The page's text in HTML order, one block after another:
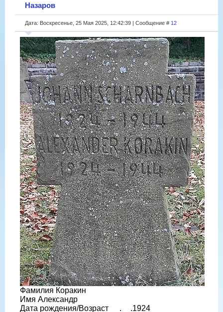
Назаров
Дата: Воскресенье, 25 Мая 2025, 12:42:39 | Сообщение # 12
Фамилия Коракин
Имя Александр
Дата рождения/Возраст __.__.1924